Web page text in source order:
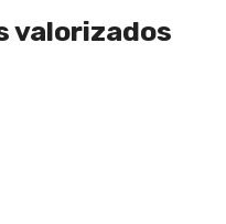
valorizados